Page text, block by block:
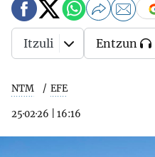
NTM EFE
25·02·26 16:16
Itzuli Entzun